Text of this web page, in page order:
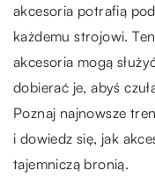
akcesoria potrafią
każdemu strojowi.
akcesoria mogą
dobierać je, abyś
Poznaj najnowsze
i dowiedz się, jak
tajemniczą bronią.